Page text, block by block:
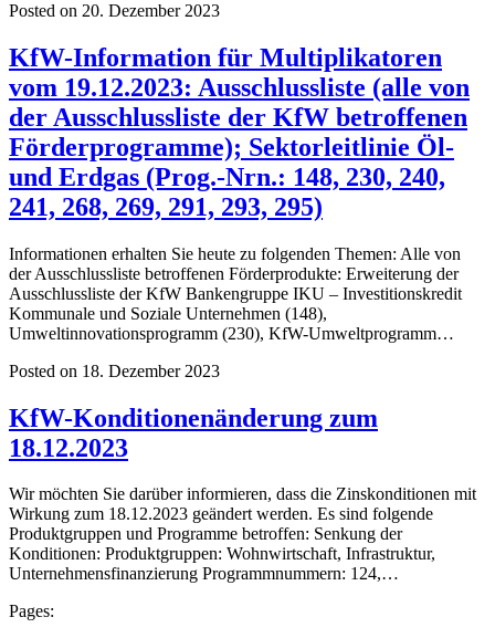
Posted on 20. Dezember 2023
KfW-Information für Multiplikatoren
vom 19.12.2023: Ausschlussliste (alle von
der Ausschlussliste der KfW betroffenen
Förderprogramme); Sektorleitlinie Öl-
und Erdgas (Prog.-Nrn.: 148, 230, 240,
241, 268, 269, 291, 293, 295)
Informationen erhalten Sie heute zu folgenden Themen: Alle von
der Ausschlussliste betroffenen Förderprodukte: Erweiterung der
Ausschlussliste der KfW Bankengruppe IKU – Investitionskredit
Kommunale und Soziale Unternehmen (148),
Umweltinnovationsprogramm (230), KfW-Umweltprogramm…
Posted on 18. Dezember 2023
KfW-Konditionenänderung zum
18.12.2023
Wir möchten Sie darüber informieren, dass die Zinskonditionen mit
Wirkung zum 18.12.2023 geändert werden. Es sind folgende
Produktgruppen und Programme betroffen: Senkung der
Konditionen: Produktgruppen: Wohnwirtschaft, Infrastruktur,
Unternehmensfinanzierung Programmnummern: 124,…
Pages: